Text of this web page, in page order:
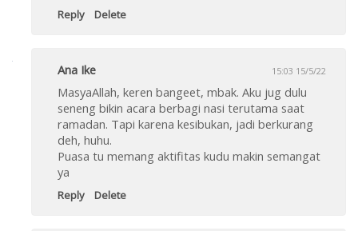
Reply Delete
Ana Ike 15:03 15/5/22
MasyaAllah, keren bangeet, mbak. Aku jug dulu
seneng bikin acara berbagi nasi terutama saat
ramadan. Tapi karena kesibukan, jadi berkurang
deh, huhu.
Puasa tu memang aktifitas kudu makin semangat
ya
Reply Delete